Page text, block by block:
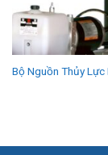
Bộ Nguồn Thủy